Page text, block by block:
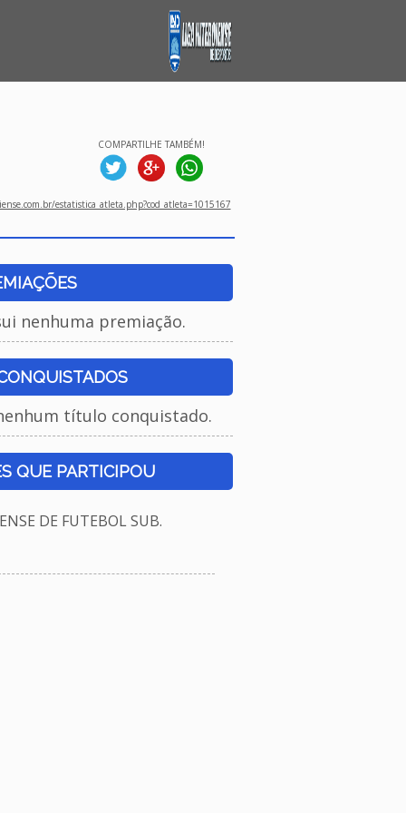
COMPARTILHE TAMBÉM!
estatistica_atleta.php?cod_atleta=1015167
nenhuma premiação.
título conquistado.
QUE PARTICIPOU
DE FUTEBOL SUB.